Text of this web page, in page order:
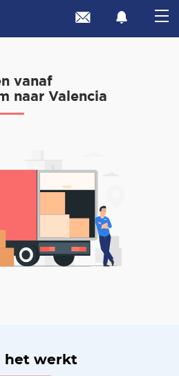
vanaf
naar Valencia
het werkt